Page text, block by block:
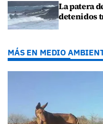
La patera
detenidos
MÁS EN MEDIO